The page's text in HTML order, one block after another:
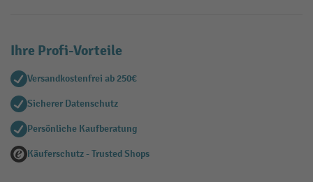
Ihre Profi-Vorteile
Versandkostenfrei ab 250€
Sicherer Datenschutz
Persönliche Kaufberatung
Käuferschutz - Trusted Shops